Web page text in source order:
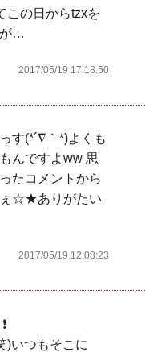
この日からtzxを
が…
2017/05/19 17:18:50
す(*´∇｀*)よくも
んですよww 思
たコメントから
ぇ☆★ありがたい
2017/05/19 12:08:23
)いつもそこに